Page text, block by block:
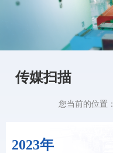
传媒扫描
2023年
您当前的位置：